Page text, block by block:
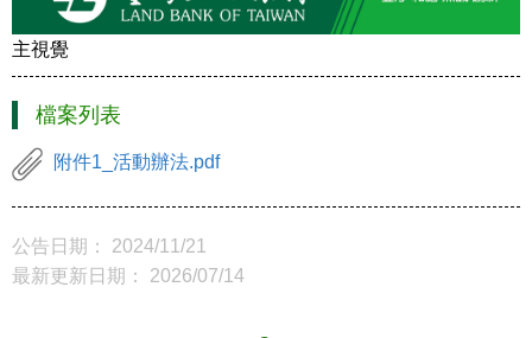
主視覺
檔案列表
附件1_活動辦法.pdf
公告日期： 2024/11/21
最新更新日期： 2026/07/14